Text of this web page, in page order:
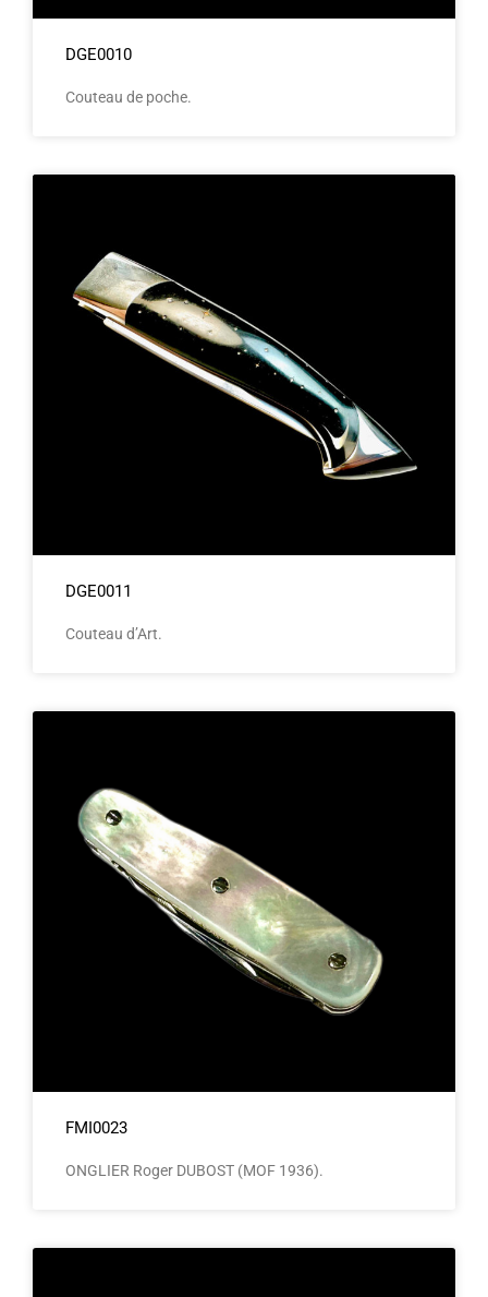
DGE0010
Couteau de poche.
DGE0011
Couteau d’Art.
FMI0023
ONGLIER Roger DUBOST (MOF 1936).